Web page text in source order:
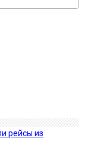
рейсы из